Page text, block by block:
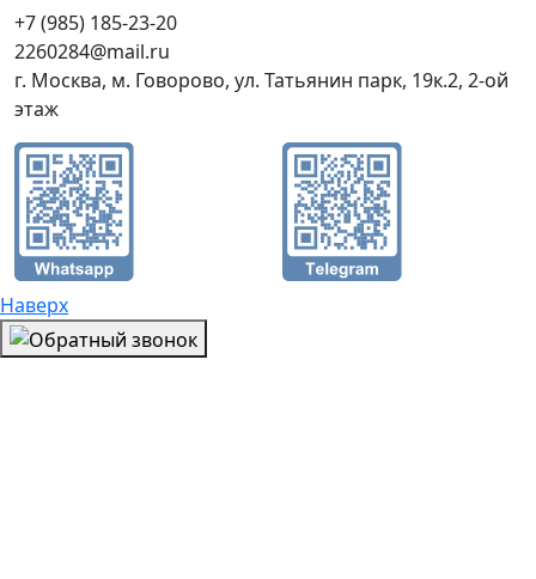
+7 (985) 185-23-20
2260284@mail.ru
г. Москва, м. Говорово, ул. Татьянин парк, 19к.2, 2-ой
этаж
Наверх